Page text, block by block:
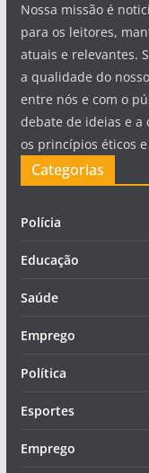
Nossa missão é
para os leitores,
atuais e relevantes.
a qualidade do
entre nós e com o
debate de ideias e
os princípios éticos
Categorias
Polícia
Educação
Saúde
Emprego
Política
Esportes
Emprego